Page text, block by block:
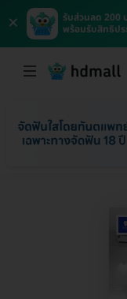
×
รับส่วนลด 200
พร้อมรับสิทธิปร